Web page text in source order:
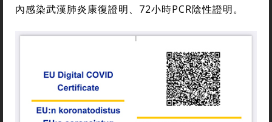
內感染武漢肺炎康復證明、72小時PCR陰性證明。